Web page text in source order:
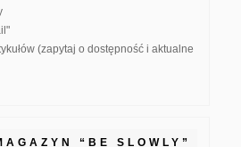
(zapytaj o dostępność i aktualne
“BE SLOWLY”